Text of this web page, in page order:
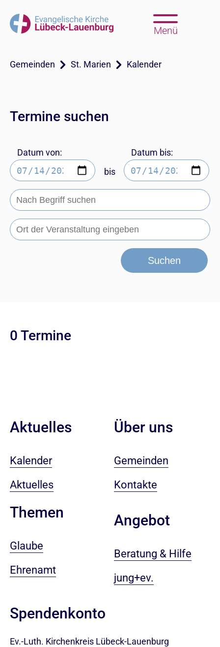
Menü
Gemeinden St. Marien Kalender
Termine suchen
Datum von:
bis
Datum bis:
Suchen
0 Termine
Aktuelles
Kalender
Aktuelles
Themen
Glaube
Ehrenamt
Über uns
Gemeinden
Kontakte
Angebot
Beratung & Hilfe
jung+ev.
Spendenkonto
Ev.-Luth. Kirchenkreis Lübeck-Lauenburg